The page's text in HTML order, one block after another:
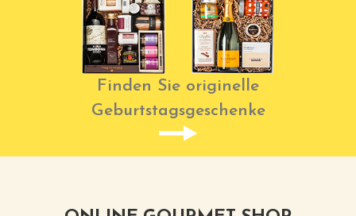
Finden Sie originelle
Geburtstagsgeschenke